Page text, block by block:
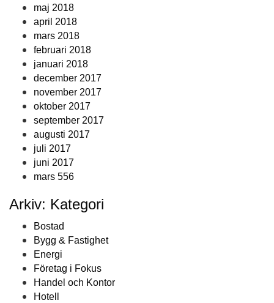
maj 2018
april 2018
mars 2018
februari 2018
januari 2018
december 2017
november 2017
oktober 2017
september 2017
augusti 2017
juli 2017
juni 2017
mars 556
Arkiv: Kategori
Bostad
Bygg & Fastighet
Energi
Företag i Fokus
Handel och Kontor
Hotell